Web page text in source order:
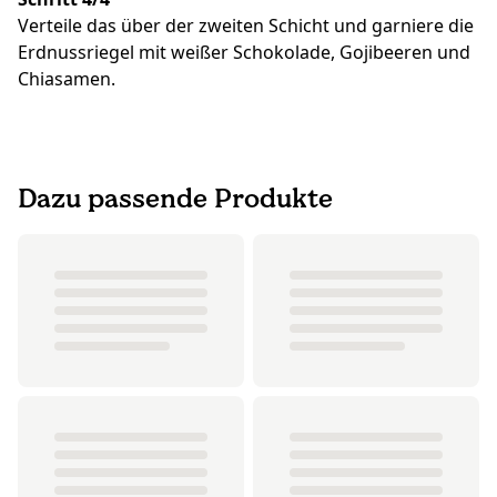
Verteile das über der zweiten Schicht und garniere die
Erdnussriegel mit weißer Schokolade, Gojibeeren und
Chiasamen.
Dazu passende Produkte